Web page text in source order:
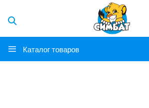
Каталог товаров